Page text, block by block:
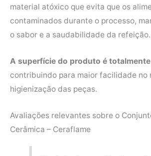
material atóxico que evita que os
contaminados durante o processo,
o sabor e a saudabilidade da refeição.
A superfície do produto é
contribuindo para maior facilidade no
higienização das peças.
Avaliações relevantes sobre o
Cerâmica – Ceraflame